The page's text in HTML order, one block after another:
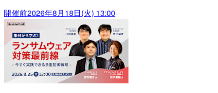
開催前2026年8月18日(火) 13:00